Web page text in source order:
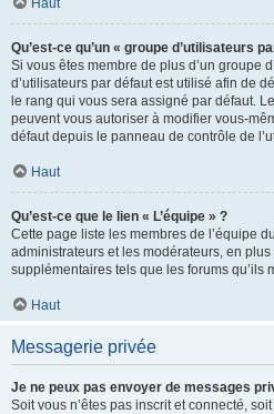
Haut
Qu’est-ce qu’un « groupe d’utilisateurs
Si vous êtes membre de plus d’un groupe
d’utilisateurs par défaut est utilisé afin de
le rang qui vous sera assigné par défaut.
peuvent vous autoriser à modifier vous-
défaut depuis le panneau de contrôle de
Haut
Qu’est-ce que le lien « L’équipe » ?
Cette page liste les membres de l’équipe
administrateurs et les modérateurs, en
supplémentaires tels que les forums qu’ils
Haut
Messagerie privée
Je ne peux pas envoyer de messages
Soit vous n’êtes pas inscrit et connecté,